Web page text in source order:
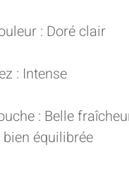
: Doré clair
: Intense
: Belle
bien équilibrée